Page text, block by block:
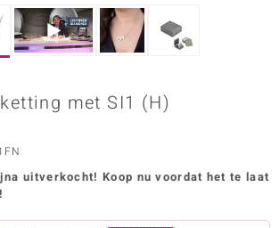
met SI1 (H)
uitverkocht! Koop nu voordat het te laat